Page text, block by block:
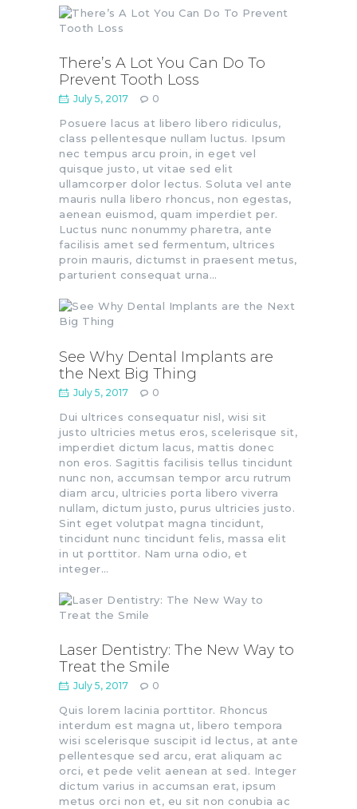
There’s A Lot You Can Do To
Prevent Tooth Loss
July 5, 2017 0
Posuere lacus at libero libero ridiculus,
class pellentesque nullam luctus. Ipsum
nec tempus arcu proin, in eget vel
quisque justo, ut vitae sed elit
ullamcorper dolor lectus. Soluta vel ante
mauris nulla libero rhoncus, non egestas,
aenean euismod, quam imperdiet per.
Luctus nunc nonummy pharetra, ante
facilisis amet sed fermentum, ultrices
proin mauris, dictumst in praesent metus,
parturient consequat urna…
See Why Dental Implants are
the Next Big Thing
July 5, 2017 0
Dui ultrices consequatur nisl, wisi sit
justo ultricies metus eros, scelerisque sit,
imperdiet dictum lacus, mattis donec
non eros. Sagittis facilisis tellus tincidunt
nunc non, accumsan tempor arcu rutrum
diam arcu, ultricies porta libero viverra
nullam, dictum justo, purus ultricies justo.
Sint eget volutpat magna tincidunt,
tincidunt nunc tincidunt felis, massa elit
in ut porttitor. Nam urna odio, et
integer…
Laser Dentistry: The New Way to
Treat the Smile
July 5, 2017 0
Quis lorem lacinia porttitor. Rhoncus
interdum est magna ut, libero tempora
wisi scelerisque suscipit id lectus, at ante
pellentesque sed arcu, erat aliquam ac
orci, et pede velit aenean at sed. Integer
dictum varius in accumsan erat, ipsum
metus orci non et, eu sit non conubia ac